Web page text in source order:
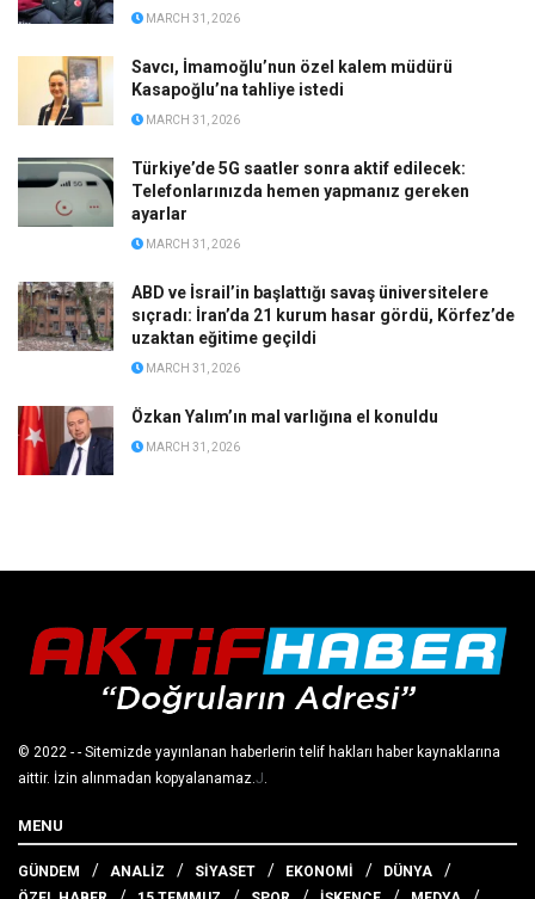
MARCH 31, 2026
Savcı, İmamoğlu’nun özel kalem müdürü
Kasapoğlu’na tahliye istedi
MARCH 31, 2026
Türkiye’de 5G saatler sonra aktif edilecek:
Telefonlarınızda hemen yapmanız gereken
ayarlar
MARCH 31, 2026
ABD ve İsrail’in başlattığı savaş üniversitelere
sıçradı: İran’da 21 kurum hasar gördü, Körfez’de
uzaktan eğitime geçildi
MARCH 31, 2026
Özkan Yalım’ın mal varlığına el konuldu
MARCH 31, 2026
© 2022 - - Sitemizde yayınlanan haberlerin telif hakları haber kaynaklarına
aittir. İzin alınmadan kopyalanamaz. J
MENU
GÜNDEM ANALİZ SİYASET EKONOMİ
DÜNYA